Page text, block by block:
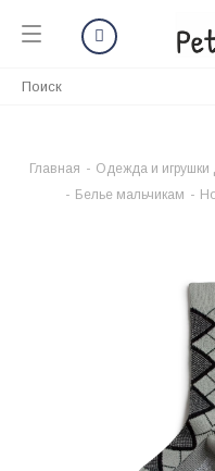
Главная - Одежда и игрушки
- Белье мальчикам -